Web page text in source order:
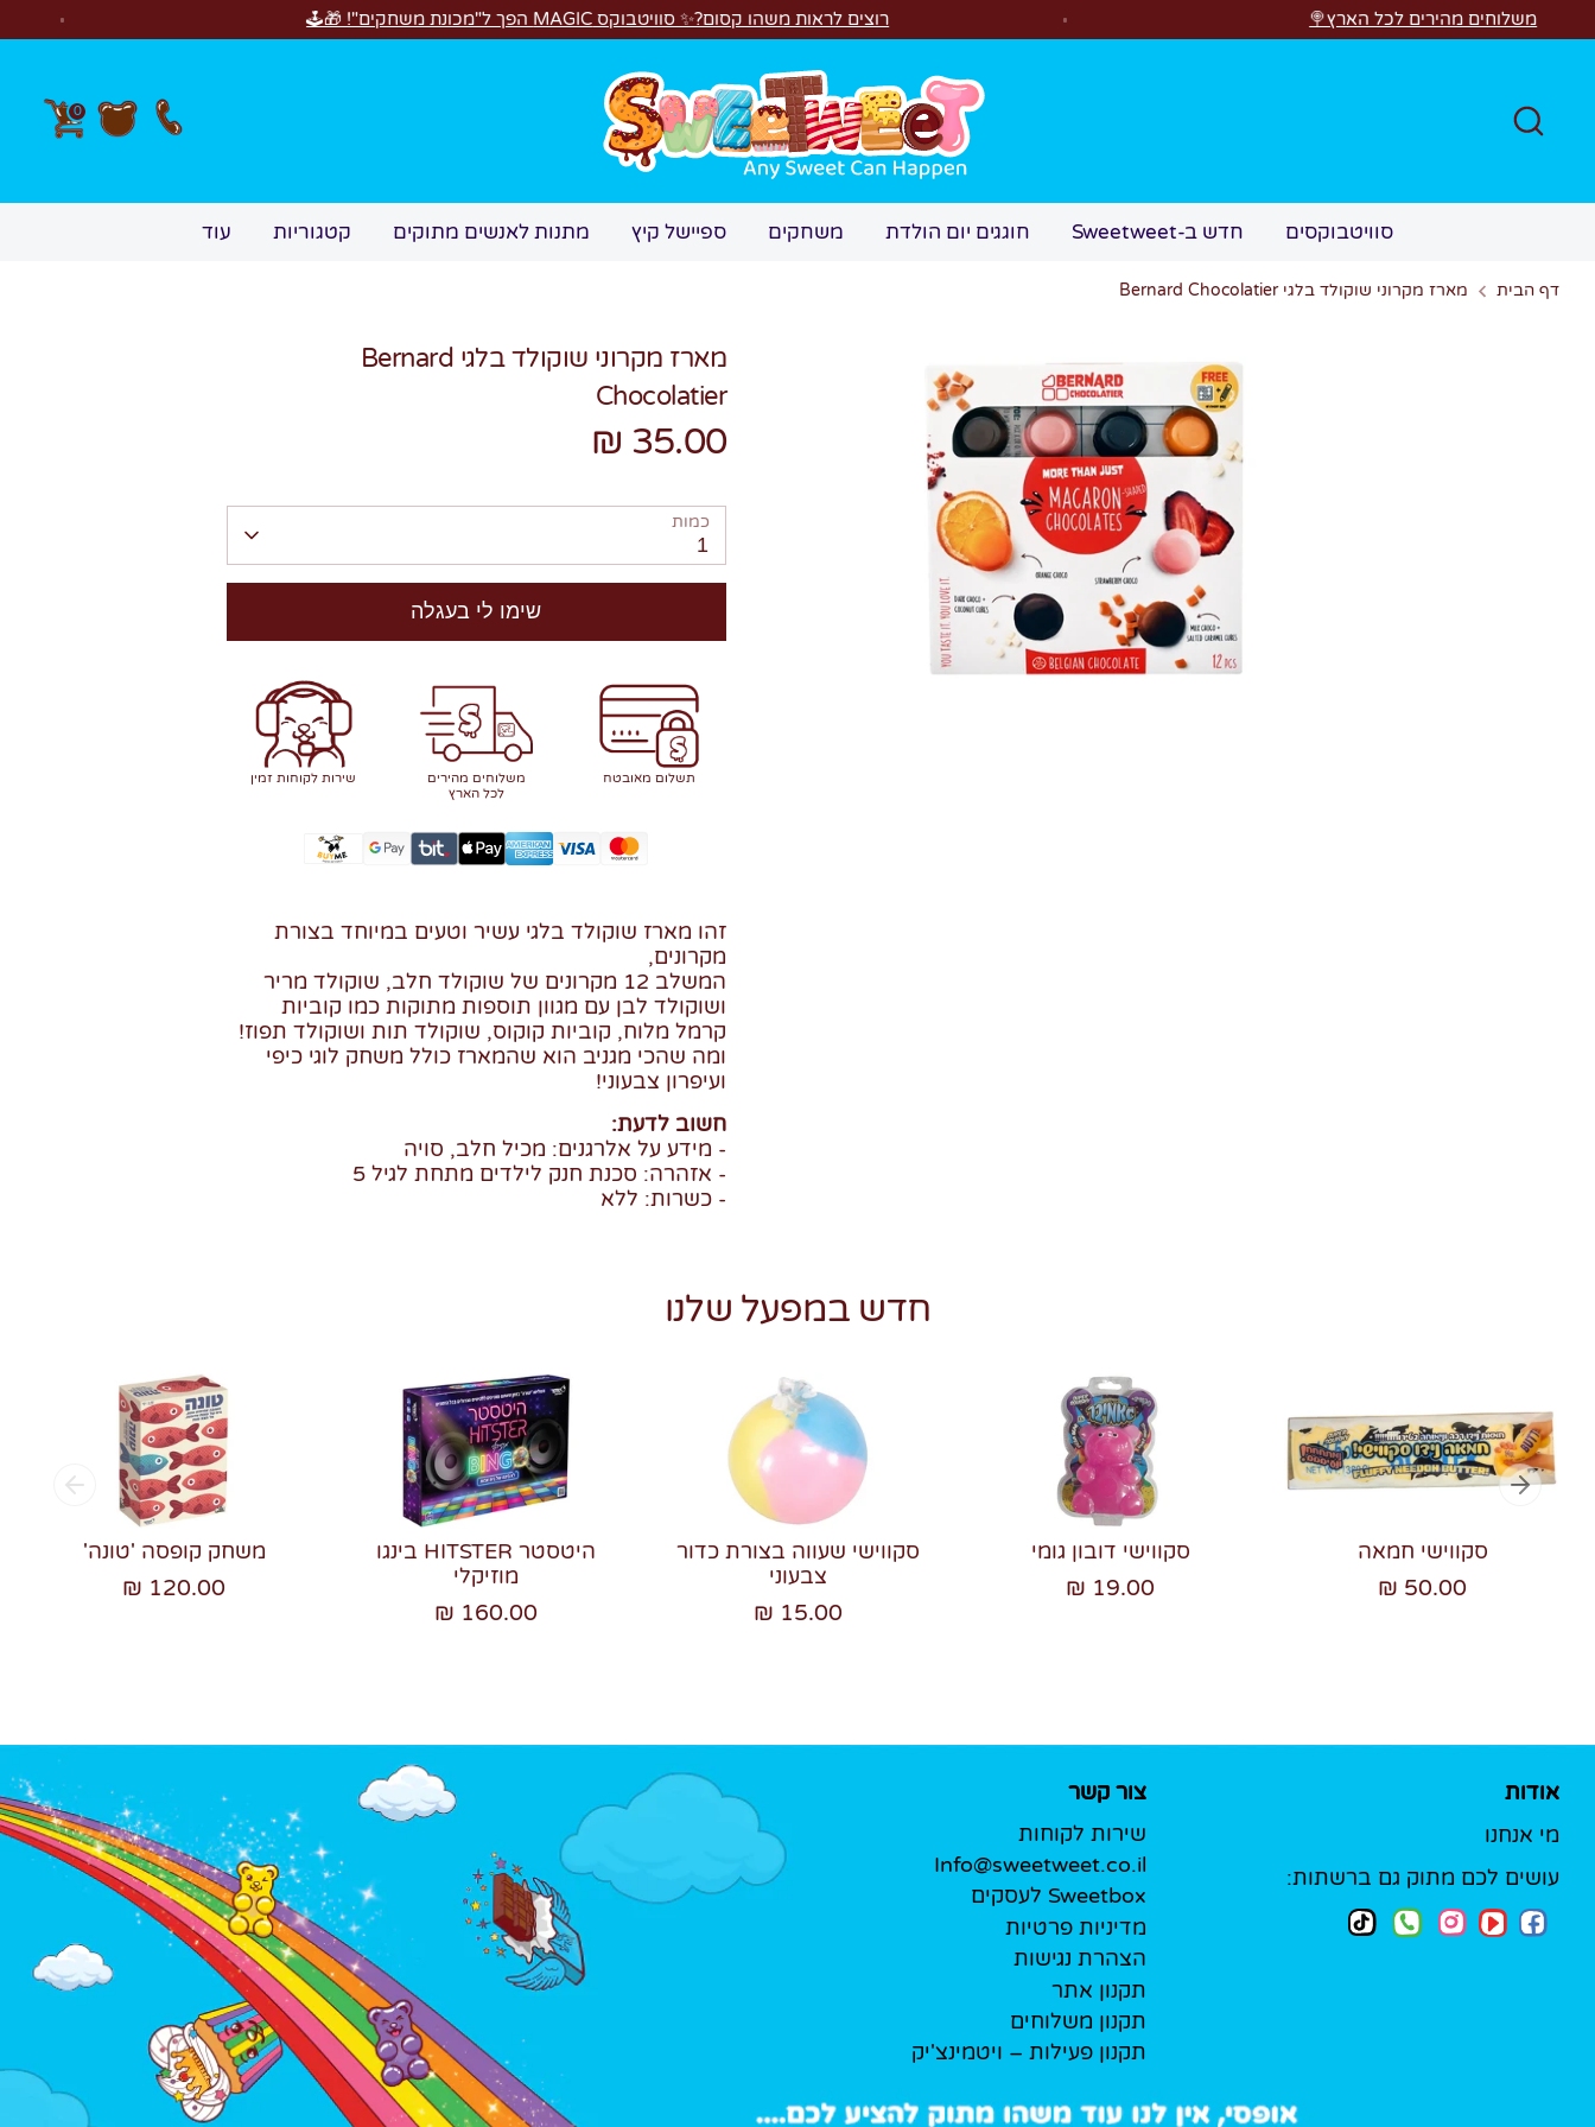
מהירים לכל הארץ🍭 רוצים לראות משהו קסום?✨ סוויטבוקס MAGIC הפך ל"מכונת משחקים"! 🎁🕹️
חיפוש 0
סוויטבוקסים חדש ב-Sweetweet חוגגים יום הולדת משחקים ספיישל קיץ מתנות לאנשים מתוקים קטגוריות עוד
דף הבית מארז מקרוני שוקולד בלגי Bernard Chocolatier
מארז מקרוני שוקולד בלגי Bernard
Chocolatier
35.00 ₪
כמות
1
שימו לי בעגלה
תשלום מאובטח
משלוחים מהירים
לכל הארץ
שירות לקוחות זמין
זהו מארז שוקולד בלגי עשיר וטעים במיוחד בצורת
מקרונים,
המשלב 12 מקרונים של שוקולד חלב, שוקולד מריר
ושוקולד לבן עם מגוון תוספות מתוקות כמו קוביות
קרמל מלוח, קוביות קוקוס, שוקולד תות ושוקולד תפוז!
ומה שהכי מגניב הוא שהמארז כולל משחק לוגי כיפי
ועיפרון צבעוני!
חשוב לדעת:
- מידע על אלרגנים: מכיל חלב, סויה
- אזהרה: סכנת חנק לילדים מתחת לגיל 5
- כשרות: ללא
חדש במפעל שלנו
משחק קופסה 'טונה'
120.00 ₪
היטסטר HITSTER בינגו
מוזיקלי
160.00 ₪
סקווישי שעווה בצורת כדור
צבעוני
15.00 ₪
סקווישי דובון גומי
19.00 ₪
סקווישי חמאה
50.00 ₪
אודות
מי אנחנו
עושים לכם מתוק גם ברשתות:
צור קשר
שירות לקוחות
Info@sweetweet.co.il
Sweetbox לעסקים
מדיניות פרטיות
הצהרת נגישות
תקנון אתר
תקנון משלוחים
תקנון פעילות – ויטמינצ'יק